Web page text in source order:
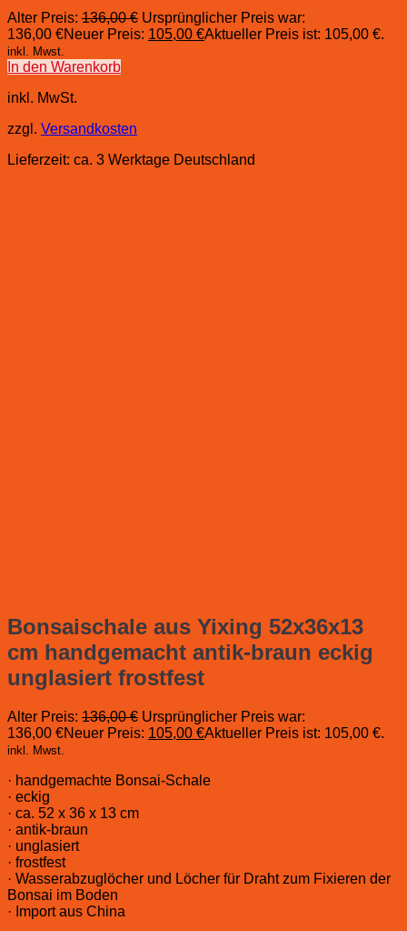
Alter Preis: 136,00€ Ursprünglicher Preis war:
136,00 €Neuer Preis: 105,00 €Aktueller Preis ist: 105,00 €.
inkl. Mwst.
In den Warenkorb
inkl. MwSt.
zzgl. Versandkosten
Lieferzeit: ca. 3 Werktage Deutschland
Bonsaischale aus Yixing 52x36x13
cm handgemacht antik-braun eckig
unglasiert frostfest
Alter Preis: 136,00€ Ursprünglicher Preis war:
136,00 €Neuer Preis: 105,00 €Aktueller Preis ist: 105,00 €.
inkl. Mwst.
· handgemachte Bonsai-Schale
· eckig
· ca. 52 x 36 x 13 cm
· antik-braun
· unglasiert
· frostfest
· Wasserabzuglöcher und Löcher für Draht zum Fixieren der
Bonsai im Boden
· Import aus China